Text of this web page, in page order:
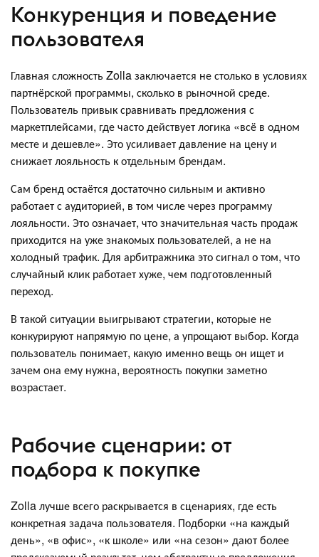
Конкуренция и поведение
пользователя
Главная сложность Zolla заключается не столько в условиях
партнёрской программы, сколько в рыночной среде.
Пользователь привык сравнивать предложения с
маркетплейсами, где часто действует логика «всё в одном
месте и дешевле». Это усиливает давление на цену и
снижает лояльность к отдельным брендам.
Сам бренд остаётся достаточно сильным и активно
работает с аудиторией, в том числе через программу
лояльности. Это означает, что значительная часть продаж
приходится на уже знакомых пользователей, а не на
холодный трафик. Для арбитражника это сигнал о том, что
случайный клик работает хуже, чем подготовленный
переход.
В такой ситуации выигрывают стратегии, которые не
конкурируют напрямую по цене, а упрощают выбор. Когда
пользователь понимает, какую именно вещь он ищет и
зачем она ему нужна, вероятность покупки заметно
возрастает.
Рабочие сценарии: от
подбора к покупке
Zolla лучше всего раскрывается в сценариях, где есть
конкретная задача пользователя. Подборки «на каждый
день», «в офис», «к школе» или «на сезон» дают более